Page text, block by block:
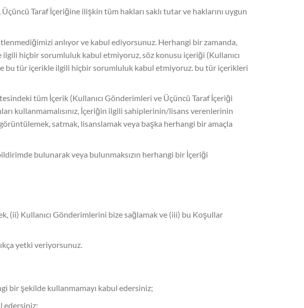
Taraf İçeriğine ilişkin tüm hakları saklı tutar ve haklarını uygun
anlıyor ve kabul ediyorsunuz. Herhangi bir zamanda,
hiçbir sorumluluk kabul etmiyoruz, söz konusu içeriği (Kullanıcı
bu tür içerikle ilgili hiçbir sorumluluk kabul etmiyoruz. bu tür içerikleri
tüm İçerik (Kullanıcı Gönderimleri ve Üçüncü Taraf İçeriği
kullanmamalısınız, İçeriğin ilgili sahiplerinin/lisans verenlerinin
satmak, lisanslamak veya başka herhangi bir amaçla
bulunarak veya bulunmaksızın herhangi bir İçeriği
(ii) Kullanıcı Gönderimlerini bize sağlamak ve (iii) bu Koşullar
yetki veriyorsunuz.
bir şekilde kullanmamayı kabul edersiniz;
edersiniz;